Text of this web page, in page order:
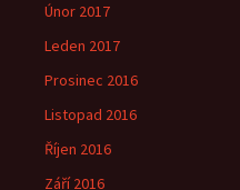
Únor 2017
Leden 2017
Prosinec 2016
Listopad 2016
Říjen 2016
Září 2016